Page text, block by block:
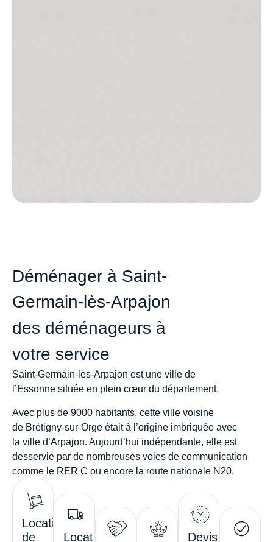
Déménager à Saint-
Germain-lès-Arpajon
des déménageurs à
votre service
Saint-Germain-lès-Arpajon est une ville de
l’Essonne située en plein cœur du département.
Avec plus de 9000 habitants, cette ville voisine
de Brétigny-sur-Orge était à l’origine imbriquée avec
la ville d’Arpajon. Aujourd’hui indépendante, elle est
desservie par de nombreuses voies de communication
comme le RER C ou encore la route nationale N20.
Location
de
Location Devis